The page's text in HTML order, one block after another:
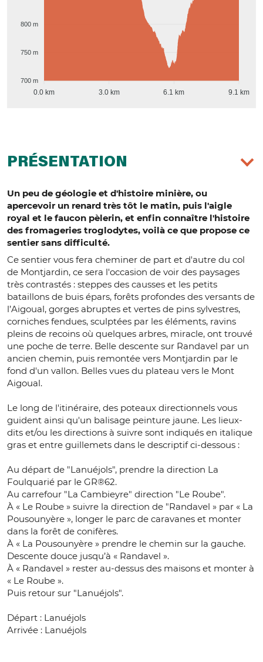
800 m
750 m
700 m
0.0 km 3.0 km 6.1 km 9.1 km
PRÉSENTATION
Un peu de géologie et d'histoire minière, ou
apercevoir un renard très tôt le matin, puis l'aigle
royal et le faucon pèlerin, et enfin connaître l'histoire
des fromageries troglodytes, voilà ce que propose ce
sentier sans difficulté.
Ce sentier vous fera cheminer de part et d'autre du col
de Montjardin, ce sera l'occasion de voir des paysages
très contrastés : steppes des causses et les petits
bataillons de buis épars, forêts profondes des versants de
l’Aigoual, gorges abruptes et vertes de pins sylvestres,
corniches fendues, sculptées par les éléments, ravins
pleins de recoins où quelques arbres, miracle, ont trouvé
une poche de terre. Belle descente sur Randavel par un
ancien chemin, puis remontée vers Montjardin par le
fond d'un vallon. Belles vues du plateau vers le Mont
Aigoual.
Le long de l'itinéraire, des poteaux directionnels vous
guident ainsi qu'un balisage peinture jaune. Les lieux-
dits et/ou les directions à suivre sont indiqués en italique
gras et entre guillemets dans le descriptif ci-dessous :
Au départ de "Lanuéjols", prendre la direction La
Foulquarié par le GR®62.
Au carrefour "La Cambieyre" direction "Le Roube".
À « Le Roube » suivre la direction de "Randavel » par « La
Pousounyère », longer le parc de caravanes et monter
dans la forêt de conifères.
À « La Pousounyère » prendre le chemin sur la gauche.
Descente douce jusqu’à « Randavel ».
À « Randavel » rester au-dessus des maisons et monter à
« Le Roube ».
Puis retour sur "Lanuéjols".
Départ : Lanuéjols
Arrivée : Lanuéjols